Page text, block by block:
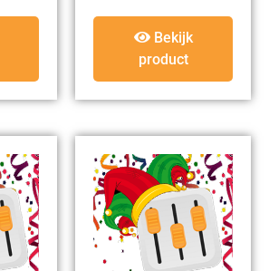
Bekijk
product